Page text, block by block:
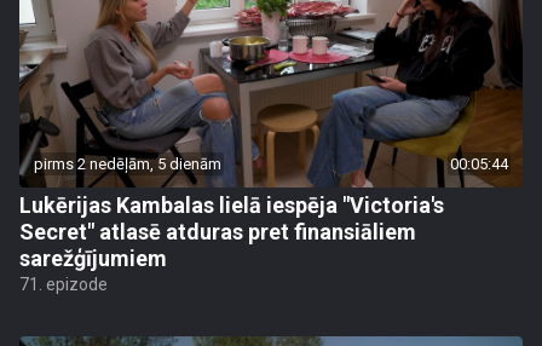
pirms 2 nedēļām, 5 dienām 00:05:44
Lukērijas Kambalas lielā iespēja "Victoria's
Secret" atlasē atduras pret finansiāliem
sarežģījumiem
71. epizode